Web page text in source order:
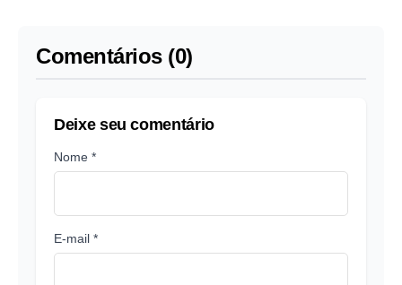
Comentários (0)
Deixe seu comentário
Nome *
E-mail *